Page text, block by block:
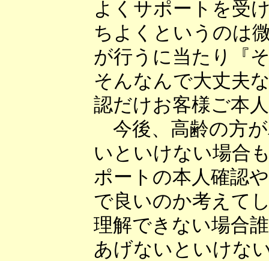
よくサポートを受
ちよくというのは
が行うに当たり『
そんなんで大丈夫
認だけお客様ご本
今後、高齢の方
いといけない場合
ポートの本人確認
で良いのか考えて
理解できない場合
あげないといけな